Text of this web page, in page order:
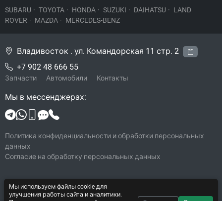
SUBARU · TOYOTA · HONDA · SUZUKI · DAIHATSU · LAND
ROVER · MAZDA · MERCEDES-BENZ
© 2026 Legacy-VL
Владивосток . ул. Командорская 11 стр. 2
+7 902 48 666 55
Запчасти Автомобили Контакты
Мы в мессенджерах:
Политика конфиденциальности и обработки персональных
данных
Согласие на обработку персональных данных
Мы используем файлы cookie для
улучшения работы сайта и аналитики.